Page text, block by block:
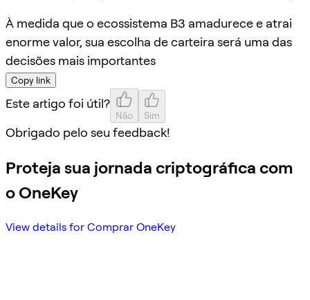
À medida que o ecossistema B3 amadurece e atrai
enorme valor, sua escolha de carteira será uma das
decisões mais importantes
Copy link
Este artigo foi útil?
Não Sim
Obrigado pelo seu feedback!
Proteja sua jornada criptográfica com
o OneKey
View details for Comprar OneKey